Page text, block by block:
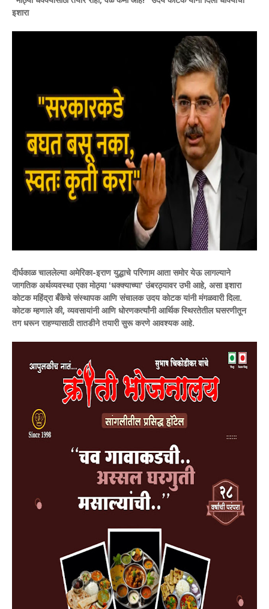
इशारा
दीर्घकाळ चाललेल्या अमेरिका-इराण युद्धाचे परिणाम आता समोर येऊ लागल्याने
जागतिक अर्थव्यवस्था एका मोठ्या 'धक्क्याच्या' उंबरठ्यावर उभी आहे, असा इशारा
कोटक महिंद्रा बँकेचे संस्थापक आणि संचालक उदय कोटक यांनी मंगळवारी दिला.
कोटक म्हणाले की, व्यवसायांनी आणि धोरणकर्त्यांनी आर्थिक स्थिरतेतील घसरणीतून
तग धरून राहण्यासाठी तातडीने तयारी सुरू करणे आवश्यक आहे.